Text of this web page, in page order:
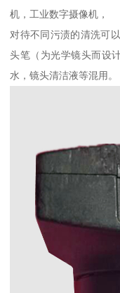
机，工业数字摄像机，
对待不同污渍的清洗可
头笔（为光学镜头而设
水，镜头清洁液等混用。